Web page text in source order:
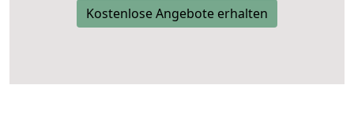
Kostenlose Angebote erhalten